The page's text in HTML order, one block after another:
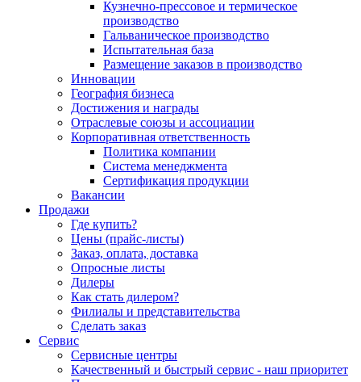
Кузнечно-прессовое и термическое
производство
Гальваническое производство
Испытательная база
Размещение заказов в производство
Инновации
География бизнеса
Достижения и награды
Отраслевые союзы и ассоциации
Корпоративная ответственность
Политика компании
Система менеджмента
Сертификация продукции
Вакансии
Продажи
Где купить?
Цены (прайс-листы)
Заказ, оплата, доставка
Опросные листы
Дилеры
Как стать дилером?
Филиалы и представительства
Сделать заказ
Сервис
Сервисные центры
Качественный и быстрый сервис - наш приоритет